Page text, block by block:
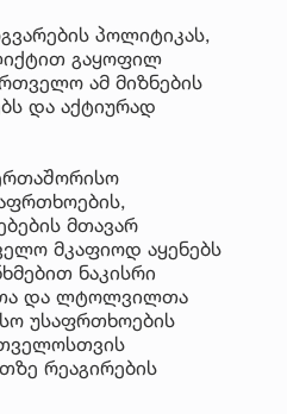
პოლიტიკას,
გაყოფილ
ამ მიზნების
და აქტიურად
მთავარ
მკაფიოდ აყენებს
ნაკისრი
და ლტოლვილთა
უსაფრთხოების
რეაგირების